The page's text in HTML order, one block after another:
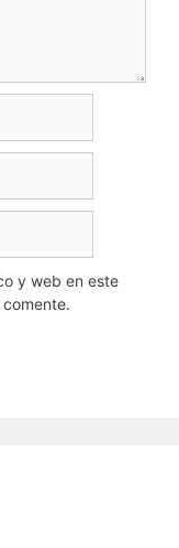
y web en este